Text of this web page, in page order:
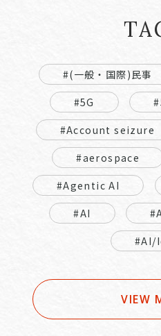
#(一般・国際)民事
#5G
#Account seizure
#aerospace
#Agentic AI
#AI
#AI/
VIEW